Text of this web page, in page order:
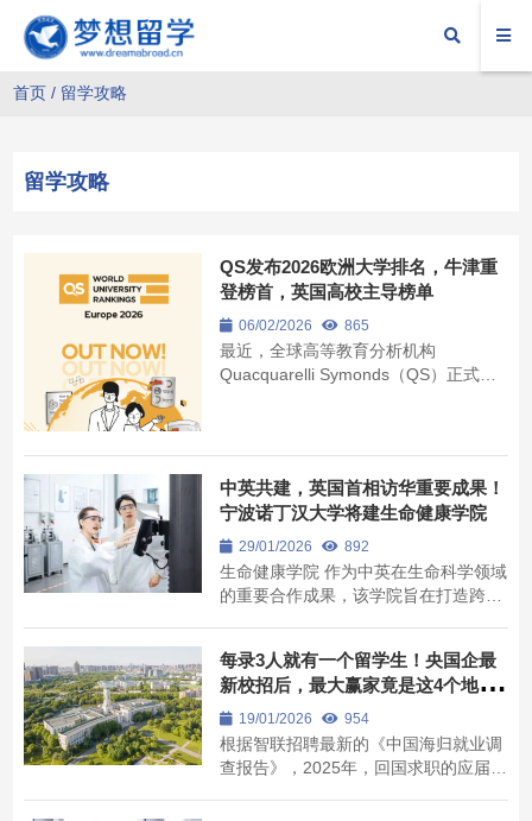
首页 / 留学攻略
留学攻略
QS发布2026欧洲大学排名，牛津重
登榜首，英国高校主导榜单
06/02/2026 865
最近，全球高等教育分析机构
Quacquarelli Symonds（QS）正式发
中英共建，英国首相访华重要成果！
宁波诺丁汉大学将建生命健康学院
29/01/2026 892
生命健康学院 作为中英在生命科学领域
的重要合作成果，该学院旨在打造跨地
领军人才，为应对全球健康挑战提供更
多创新解决方案，并进一步推动中英两
国在生命科学领域的合作与共同进步。
学院...
每录3人就有一个留学生！央国企最
新校招后，最大赢家竟是这4个地区
的毕业生
19/01/2026 954
根据智联招聘最新的《中国海归就业调
查报告》，2025年，回国求职的应届留